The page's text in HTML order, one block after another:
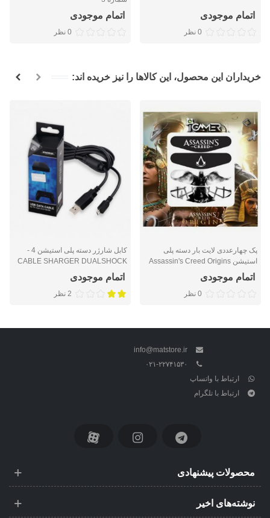
اتمام موجودی
0 نظر
اتمام موجودی
0 نظر
خریداران این محصول، این کالاها را نیز خریده اند:
پک چهارعددی لایت بار دسته پلی
استیشن Assassin's Creed Origins
اتمام موجودی
0 نظر
کابل شارژر دسته پلی استیشن 4 -
CABLE SHARGER DUALSHOCK
4
اتمام موجودی
2 نظر
info@matstore.ir
۰۲۱-۲۲۷۴۱۵۳۰
ارتباط با واتساپ
ارتباط با تلگرام
محصولات پیشنهادی
نوشته‌های اخیر